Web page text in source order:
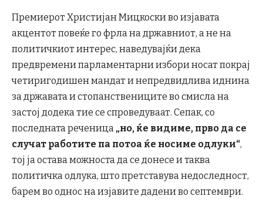
Премиерот Христијан Мицкоски во изјавата
акцентот повеќе го фрла на државниот, а не на
политичкиот интерес, наведувајќи дека
предвремени парламентарни избори носат покрај
четиригодишен мандат и непредвидлива иднина
за државата и стопанствениците во смисла на
застој додека тие се спроведуваат. Сепак, со
последната реченица „но, ќе видиме, прво да се
случат работите па потоа ќе носиме одлуки“,
тој ја остава можноста да се донесе и таква
политичка одлука, што претставува недоследност,
барем во однос на изјавите дадени во септември.